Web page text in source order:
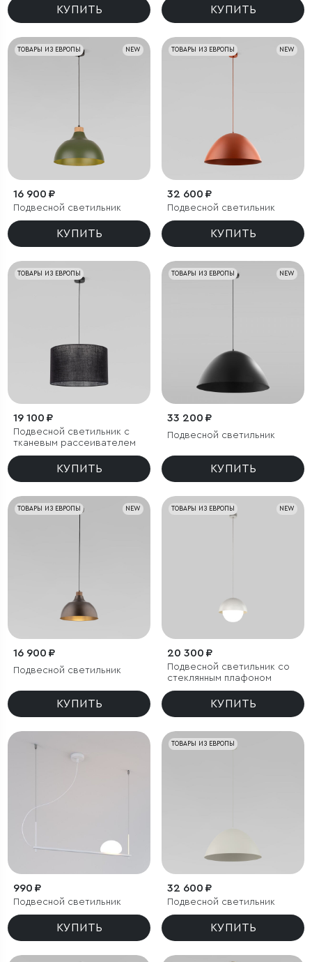
КУПИТЬ КУПИТЬ
NEW
ТОВАРЫ ИЗ ЕВРОПЫ
16 900 ₽
Подвесной светильник
КУПИТЬ
NEW
ТОВАРЫ ИЗ ЕВРОПЫ
32 600 ₽
Подвесной светильник
КУПИТЬ
ТОВАРЫ ИЗ ЕВРОПЫ
19 100 ₽
Подвесной светильник с
тканевым рассеивателем
КУПИТЬ
NEW
ТОВАРЫ ИЗ ЕВРОПЫ
33 200 ₽
Подвесной светильник
КУПИТЬ
NEW
ТОВАРЫ ИЗ ЕВРОПЫ
16 900 ₽
Подвесной светильник
КУПИТЬ
NEW
ТОВАРЫ ИЗ ЕВРОПЫ
20 300 ₽
Подвесной светильник со
стеклянным плафоном
КУПИТЬ
990 ₽
Подвесной светильник
КУПИТЬ
ТОВАРЫ ИЗ ЕВРОПЫ
32 600 ₽
Подвесной светильник
КУПИТЬ